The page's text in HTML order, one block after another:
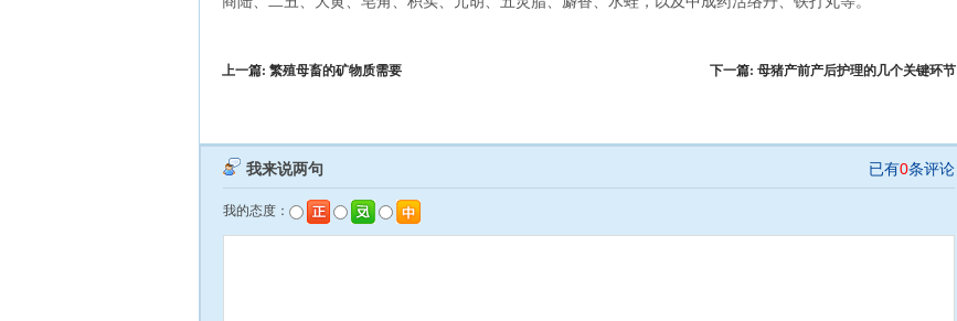
上一篇: 繁殖母畜的矿物质需要 下一篇: 母猪产前产后护理的几个关键环节